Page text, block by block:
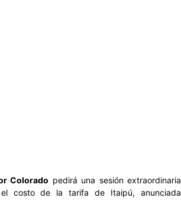
Colorado pedirá una sesión extraordinaria
costo de la tarifa de Itaipú, anunciada